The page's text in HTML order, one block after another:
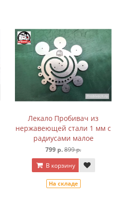
Лекало Пробивач из
нержавеющей стали 1 мм с
радиусами малое
799 р.899 р.
В корзину
На складе